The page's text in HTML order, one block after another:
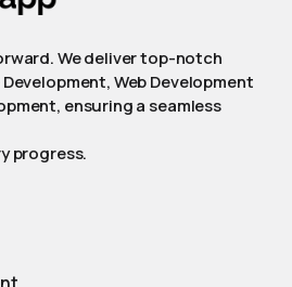
We deliver top-notch
Web Development
ensuring a seamless
progress.